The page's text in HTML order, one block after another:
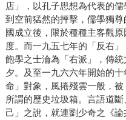
店」，以孔子思想為代表的
到空前猛然的抨擊，儒學獨
國成立後，限於種種主客觀
度。而一九五七年的「反右
飽學之士淪為「右派」，傳
夕。及至一九六六年開始的
命」對象，風捲殘雲一般，
所謂的歷史垃圾箱。言語道
己」之說，就連劉少奇之《